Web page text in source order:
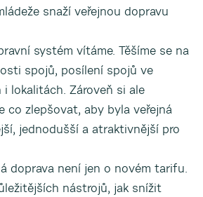
snaží veřejnou dopravu
systém vítáme. Těšíme se na
spojů, posílení spojů ve
lokalitách. Zároveň si ale
co zlepšovat, aby byla veřejná
jednodušší a atraktivnější pro
doprava není jen o novém tarifu.
nástrojů, jak snížit